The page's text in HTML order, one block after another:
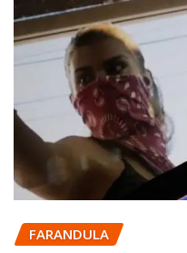
FARANDULA